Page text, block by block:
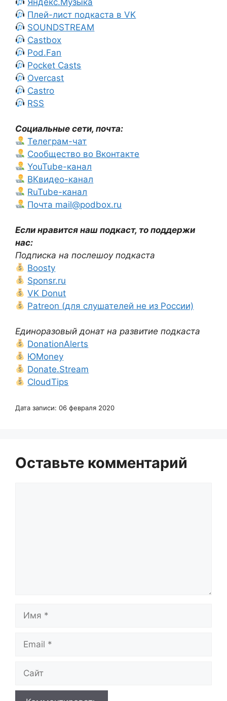
Плей-лист подкаста в VK
SOUNDSTREAM
Castbox
Pod.Fan
Pocket Casts
Overcast
Castro
RSS
Социальные сети, почта:
Телеграм-чат
Сообщество во Вконтакте
YouTube-канал
ВКвидео-канал
RuTube-канал
Почта mail@podbox.ru
Если нравится наш подкаст, то поддержи
нас:
Подписка на послешоу подкаста
Boosty
Sponsr.ru
VK Donut
Patreon (для слушателей не из России)
Единоразовый донат на развитие подкаста
DonationAlerts
ЮMoney
Donate.Stream
CloudTips
Дата записи: 06 февраля 2020
Оставьте комментарий